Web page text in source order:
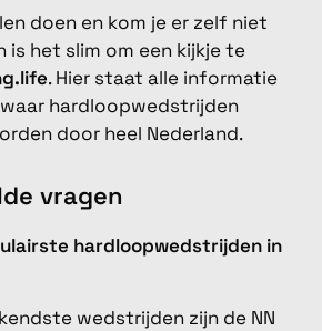
doen en kom je er zelf niet
is het slim om een kijkje te
. Hier staat alle informatie
hardloopwedstrijden
door heel Nederland.
vragen
hardloopwedstrijden in
wedstrijden zijn de NN